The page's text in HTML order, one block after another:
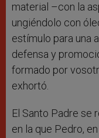
material –con la
ungiéndolo con
estímulo para una
defensa y
formado por
exhortó.
El Santo Padre se
en la que Pedro,